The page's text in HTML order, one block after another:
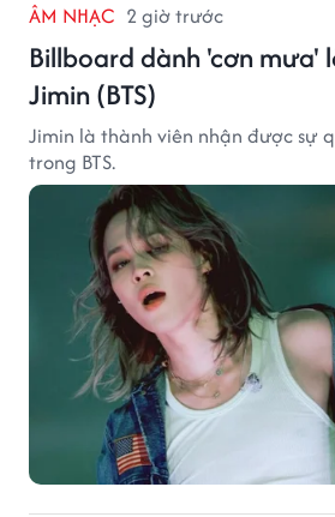
ÂM NHẠC 2 giờ trước
Billboard dành 'cơn mưa'
Jimin (BTS)
Jimin là thành viên nhận được sự
trong BTS.